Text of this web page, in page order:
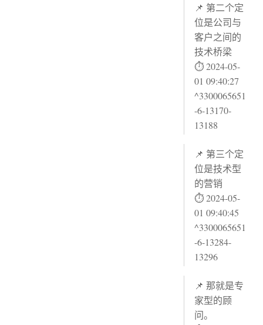
📌 第二个定
位是公司与
客户之间的
技术桥梁
⏱ 2024-05-
01 09:40:27
^3300065651
-6-13170-
13188
📌 第三个定
位是技术型
的营销
⏱ 2024-05-
01 09:40:45
^3300065651
-6-13284-
13296
📌 那就是专
家型的顾
问。